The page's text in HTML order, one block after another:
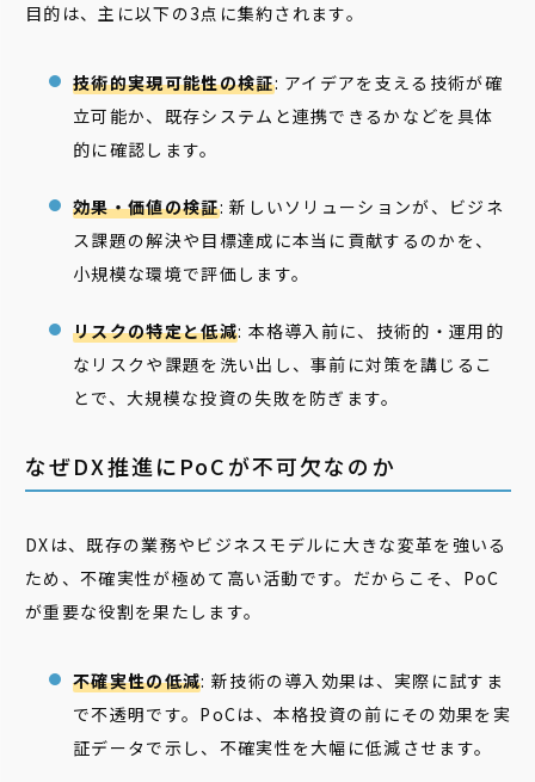
目的は、主に以下の3点に集約されます。
技術的実現可能性の検証: アイデアを支える技術が確
立可能か、既存システムと連携できるかなどを具体
的に確認します。
効果・価値の検証: 新しいソリューションが、ビジネ
ス課題の解決や目標達成に本当に貢献するのかを、
小規模な環境で評価します。
リスクの特定と低減: 本格導入前に、技術的・運用的
なリスクや課題を洗い出し、事前に対策を講じるこ
とで、大規模な投資の失敗を防ぎます。
なぜDX推進にPoCが不可欠なのか
DXは、既存の業務やビジネスモデルに大きな変革を強いる
ため、不確実性が極めて高い活動です。だからこそ、PoC
が重要な役割を果たします。
不確実性の低減: 新技術の導入効果は、実際に試すま
で不透明です。PoCは、本格投資の前にその効果を実
証データで示し、不確実性を大幅に低減させます。